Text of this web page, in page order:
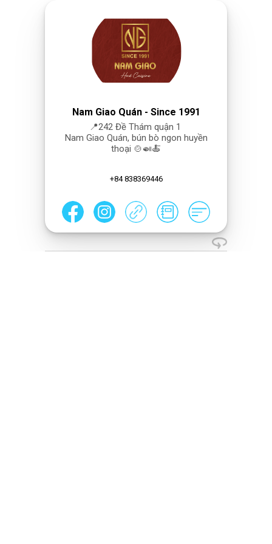
Nam Giao Quán - Since 1991
📍242 Đề Thám quận 1
Nam Giao Quán, bún bò ngon huyền
thoại 🍲🍛🍝
+84 838369446